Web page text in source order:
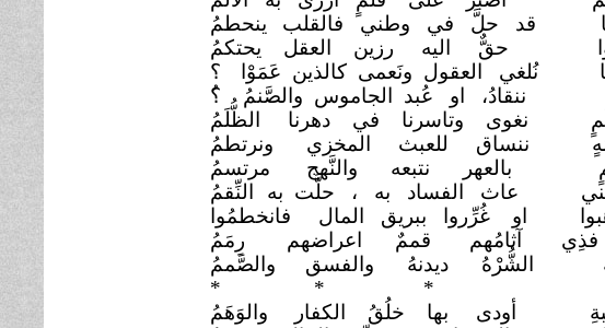
فذِي
قد حلَّ في وطني فالقلب
ينحطمُ
حقٌّ اليه رزين العقل يحتكمُ
نُلغي العقول ونَعمى كالذين عَمَوْا
؟
ننقادُ، او عُبد الجاموس والصَّنمُ ؟ُ
نغوى وتاسرنا في دهرنا
الظُّلَمُ
ننساق للعبث المخزي
ونرتطمُ
بالعهر نتبعه والنَّهج
مرتسمُ
عاث الفساد به ، حلَّت به
النِّقمُ
او غُرِّروا ببريق المال
فانخطمُوا
آثامُهم قممٌ اعراضهم
رِمَمُ
الشُّرْهُ ديدنهُ والفسق
والصَّممُ
* * *
أودى بها خلُقُ الكفار
والوَهَمُ